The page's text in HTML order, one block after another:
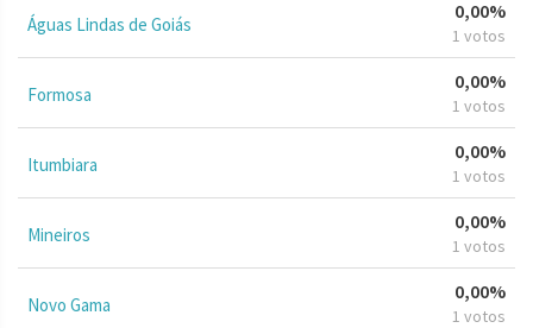
Águas Lindas de Goiás
0,00%
1 votos
Formosa
0,00%
1 votos
Itumbiara
0,00%
1 votos
Mineiros
0,00%
1 votos
Novo Gama
0,00%
1 votos